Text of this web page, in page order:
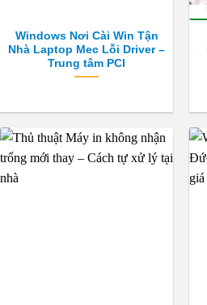
Windows Nơi Cài Win Tận
Nhà Laptop Mec Lỗi Driver –
Trung tâm PCI